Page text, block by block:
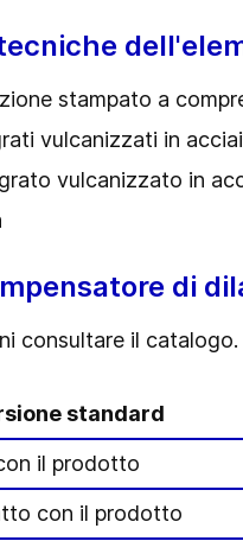
stampato a
vulcanizzati in
vulcanizzato in
di
consultare il catalogo.
standard
il prodotto
con il prodotto